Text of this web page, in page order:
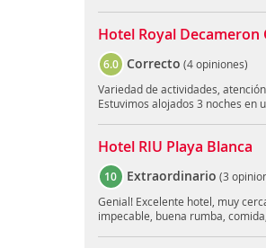
Hotel Royal Decameron
6.0 Correcto (4 opiniones)
Variedad de actividades,
Estuvimos alojados 3 noches en
Hotel RIU Playa Blanca
10 Extraordinario (3
Genial! Excelente hotel, muy
impecable, buena rumba,